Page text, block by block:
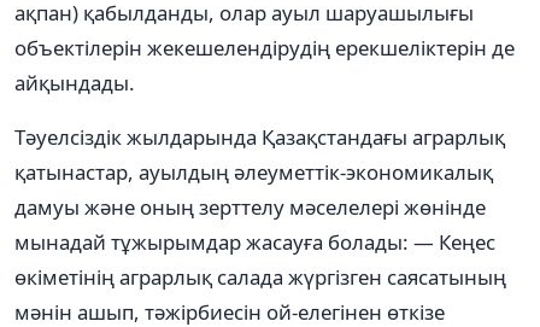
ақпан) қабылданды, олар ауыл шаруашылығы
объектілерін жекешелендірудің ерекшеліктерін де
айқындады.
Тəуелсіздік жылдарында Қазақстандағы аграрлық
қатынастар, ауылдың əлеуметтік-экономикалық
дамуы жəне оның зерттелу мəселелері жөнінде
мынадай тұжырымдар жасауға болады: — Кеңес
өкіметінің аграрлық салада жүргізген саясатының
мəнін ашып, тəжірбиесін ой-елегінен өткізе